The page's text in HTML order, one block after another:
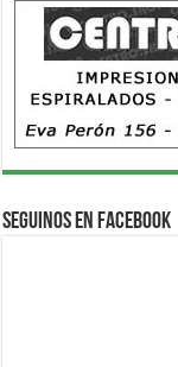
Seguinos en Facebook